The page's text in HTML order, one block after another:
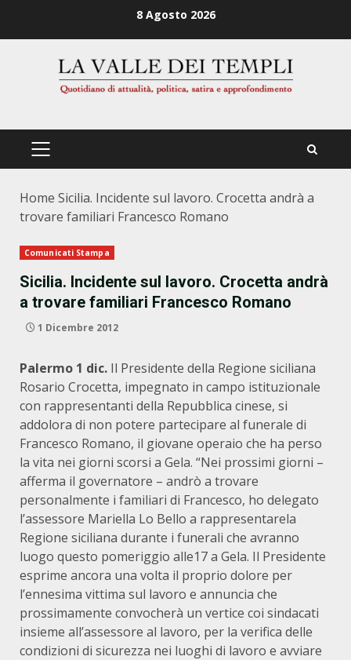
8 Agosto 2026
PRIMÄRES
Home Sicilia. Incidente sul lavoro. Crocetta andrà a
trovare familiari Francesco Romano
Comunicati Stampa
Sicilia. Incidente sul lavoro. Crocetta andrà
a trovare familiari Francesco Romano
1 Dicembre 2012
Palermo 1 dic. Il Presidente della Regione siciliana
Rosario Crocetta, impegnato in campo istituzionale
con rappresentanti della Repubblica cinese, si
addolora di non potere partecipare al funerale di
Francesco Romano, il giovane operaio che ha perso
la vita nei giorni scorsi a Gela. “Nei prossimi giorni –
afferma il governatore – andrò a trovare
personalmente i familiari di Francesco, ho delegato
l’assessore Mariella Lo Bello a rappresentarela
Regione siciliana durante i funerali che avranno
luogo questo pomeriggio alle17 a Gela. Il Presidente
esprime ancora una volta il proprio dolore per
l’ennesima vittima sul lavoro e annuncia che
prossimamente convocherà un vertice coi sindacati
insieme all’assessore al lavoro, per la verifica delle
condizioni di sicurezza nei luoghi di lavoro e avviare